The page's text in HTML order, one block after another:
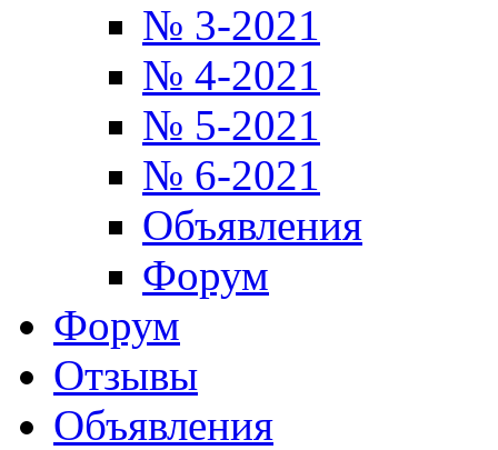
№ 3-2021
№ 4-2021
№ 5-2021
№ 6-2021
Объявления
Форум
Форум
Отзывы
Объявления